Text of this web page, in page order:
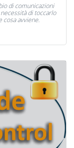
di comunicazioni
di toccarlo
cosa avviene.